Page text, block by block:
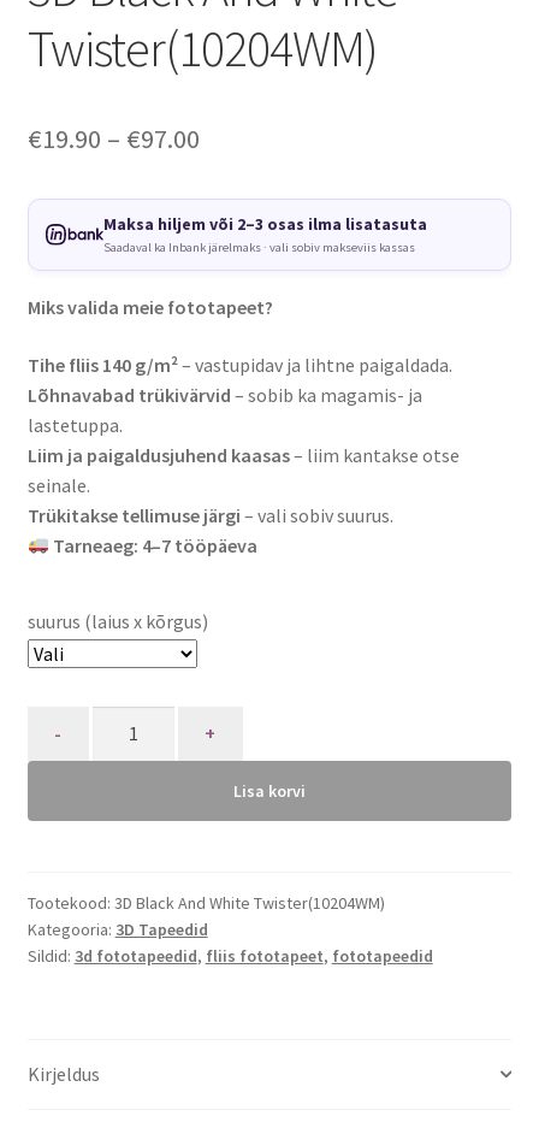
Twister(10204WM)
€19.90 – €97.00Price
€19.90
through
€97.00
Maksa hiljem või 2–3 osas ilma lisatasuta
Saadaval ka Inbank järelmaks · vali sobiv makseviis kassas
Miks valida meie fototapeet?
Tihe fliis 140 g/m²– vastupidav ja lihtne paigaldada.
Lõhnavabad trükivärvid – sobib ka magamis- ja
lastetuppa.
Liim ja paigaldusjuhend kaasas– liim kantakse otse
seinale.
Trükitakse tellimuse järgi – vali sobiv suurus.
Tarneaeg: 4–7 tööpäeva
suurus (laius x kõrgus)
Lisa korvi
Tootekood: 3D Black And White Twister(10204WM)
Kategooria: 3D Tapeedid
Sildid: 3d fototapeedid, fliis fototapeet, fototapeedid
Kirjeldus